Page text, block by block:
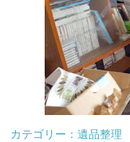
カテゴリー：遺品整理